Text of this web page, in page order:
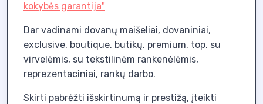
kokybės garantija"
Dar vadinami dovanų maišeliai, dovaniniai,
exclusive, boutique, butikų, premium, top, su
virvelėmis, su tekstilinėm rankenėlėmis,
reprezentaciniai, rankų darbo.
Skirti pabrėžti išskirtinumą ir prestižą, įteikti